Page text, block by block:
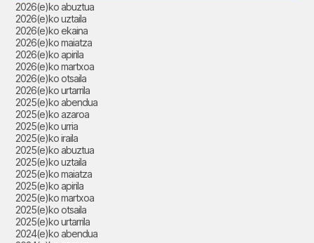
2026(e)ko abuztua
2026(e)ko uztaila
2026(e)ko ekaina
2026(e)ko maiatza
2026(e)ko apirila
2026(e)ko martxoa
2026(e)ko otsaila
2026(e)ko urtarrila
2025(e)ko abendua
2025(e)ko azaroa
2025(e)ko urria
2025(e)ko iraila
2025(e)ko abuztua
2025(e)ko uztaila
2025(e)ko maiatza
2025(e)ko apirila
2025(e)ko martxoa
2025(e)ko otsaila
2025(e)ko urtarrila
2024(e)ko abendua